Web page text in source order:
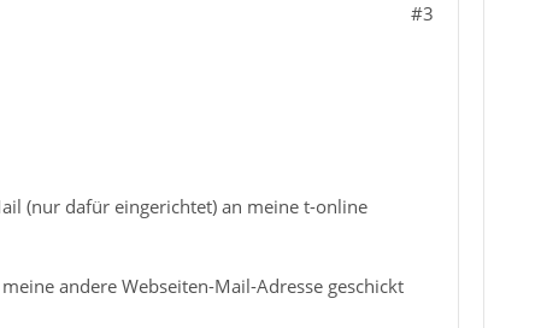
#3
(nur dafür eingerichtet) an meine t-online
andere Webseiten-Mail-Adresse geschickt